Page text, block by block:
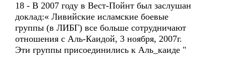
18 - В 2007 году в Вест-Пойнт был заслушан
доклад:« Ливийские исламские боевые
группы (в ЛИБГ) все больше сотрудничают
отношения с Аль-Каидой, 3 ноября, 2007г.
Эти группы присоединились к Аль_каиде "